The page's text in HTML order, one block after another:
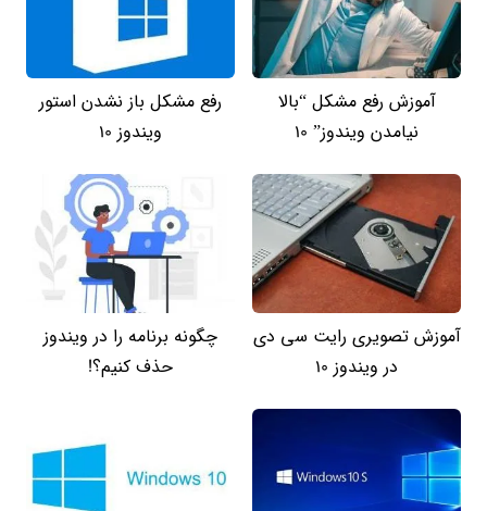
آموزش رفع مشکل “بالا
نیامدن ویندوز” 10
رفع مشکل باز نشدن استور
ویندوز 10
آموزش تصویری رایت سی دی
در ویندوز 10
چگونه برنامه را در ویندوز
حذف کنیم؟!